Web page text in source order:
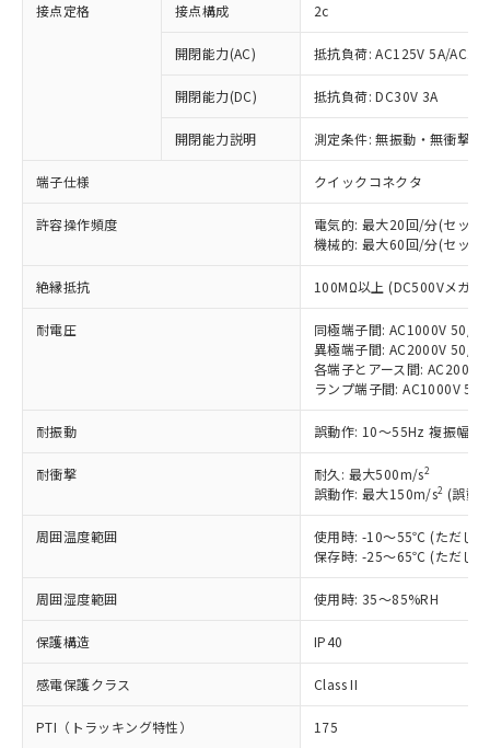
接点定格 接点構成 2c
開閉能力(AC) 抵抗負荷: AC125V 5A/
開閉能力(DC) 抵抗負荷: DC30V 3A
開閉能力説明 測定条件: 無振動・無衝撃
端子仕様 クイックコネクタ
許容操作頻度
電気的: 最大20回/分(セット
機械的: 最大60回/分(セット
絶縁抵抗 100MΩ以上 (DC500Vメガ)
耐電圧
同極端子間: AC1000V 50/
異極端子間: AC2000V 50/
各端子とアース間:
ランプ端子間: AC1000V
耐振動 誤動作: 10～55Hz 複振幅
耐衝撃 耐久: 最大500m/s2
誤動作: 最大150m/s2 (誤動
周囲温度範囲
使用時: -10～55℃ (ただし
保存時: -25～65℃ (ただし
周囲湿度範囲 使用時: 35～85%RH
保護構造 IP40
感電保護クラス Class II
PTI（トラッキング特性） 175
以下の条件をお読みいただき、同意のうえ
本サービスは、当社制御機器事業取扱
商品の当社在庫状況および標準価格
(税抜)を提供させていただくもので
当社制御機器事業取扱商品の中には、
本サービスの対象外となる商品もある
在庫状況および標準価格照会結果は、
記載している更新日時点での社内デー
タに基づき作成されるものであり、閲
覧された時点での実際の在庫および標
準価格とは異なる場合があることをご
了承ください。
※1 対応状況
対応済み：EU RoHS指令（10物質）の
非含有に対応した製品が提供可能な商品で
す。
対応予定：EU RoHS指令（10物質）の非含
有に対応した製品に切り替える予定のある
対応予定なし：EU RoHS指令（10物質）の
調査・確認中：EU RoHS指令（10物質）の
非含有の対応状況を調査中または確認中の
非該当品：ライセンス料など無形物で、有
害物質有無と関係のない商品です。
仕入先様の事情により、非含有部品として
いたものが、含有品と判明した場合などや
むを得ず変更することがあります。
ミウム(Cd) 100ppm以下、
六価クロム(Cr(Ⅵ)) 1000ppm以下、ポリ臭化ビフェニル
類(PBB) 1000ppm以下、ポリ臭化ジフェニルエーテル類
(PBDE) 1000ppm以下、フタル酸ビス(2-エチルヘキシ
「○」：最大均質材料含有率が中国RoHSの
基準値以下であることを示します。
「×」：最大均質材料含有率が中国RoHSの
基準値を超えていることを示します。
「－」：未確認です。当社販売部門へお問
*中国RoHS10物質の基準値 (GB/T26572)：
Pb(鉛) :1000ppm、 Hg(水銀) : 1000ppm、 Cd(カドミウ
Cr(Ⅵ)(六価クロム) : 1000ppm、 PBBs(ポリ臭化ビフェ
当社は、これら貴社製品のうち、外国
為替および外国貿易法に定める商品
（以下｢規制貨物等」という）を輸出
または国外への提供する場合は、日本
国政府の輸出許可(または役務取引許
可)を取得するなどの必要な手続きを
とります。
号